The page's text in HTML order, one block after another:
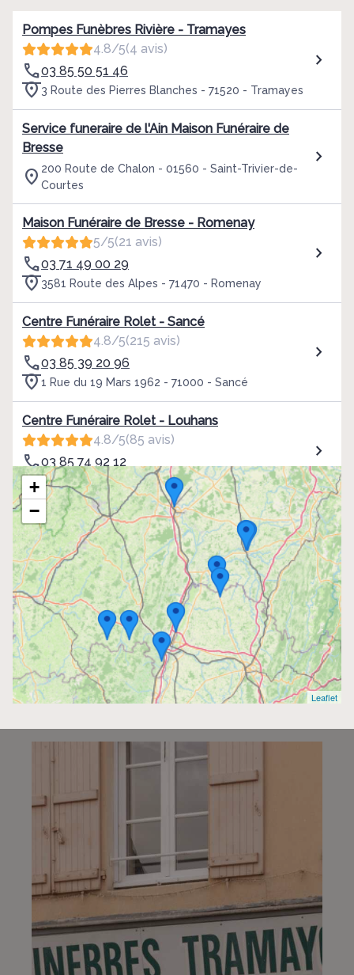
Pompes Funèbres Rivière - Tramayes
4.8/5(4 avis)
03 85 50 51 46
3 Route des Pierres Blanches - 71520 - Tramayes
Service funeraire de l'Ain Maison Funéraire de
Bresse
200 Route de Chalon - 01560 - Saint-Trivier-de-
Courtes
Maison Funéraire de Bresse - Romenay
5/5(21 avis)
03 71 49 00 29
3581 Route des Alpes - 71470 - Romenay
Centre Funéraire Rolet - Sancé
4.8/5(215 avis)
03 85 39 20 96
1 Rue du 19 Mars 1962 - 71000 - Sancé
Centre Funéraire Rolet - Louhans
4.8/5(85 avis)
03 85 74 92 12
16, Rue du Guidon - 71500 - Louhans
Centre Funéraire Rolet - La Chapelle
4.7/5(43 avis)
03 85 50 04 40
19, Route du Bois de Loyse - 71570 - Chapelle-
De-Guinchay
Centre Funéraire Rolet - Chalon-sur-Sâone
4.7/5(41 avis)
03 85 46 55 55
115 Avenue Boucicaut - 71100 - Chalon-sur-
Marbrerie Louhannaise
03 85 76 00 26
13, Rue d'Alsace - 71500 - Louhans
Marbrerie Thomasset
(7 avis)
03 85 75 19 18
10, Rue du 11 Novembre 1918 - 71500 - Louhans
Pompes Funèbres Rivière - Matour
5/5(3 avis)
03 85 50 46 60
+
−
Leaflet